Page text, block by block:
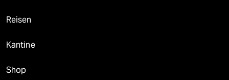
Reisen
Kantine
Shop